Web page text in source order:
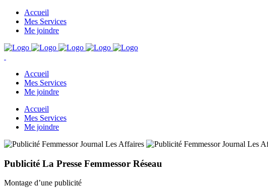
Accueil
Mes Services
Me joindre
Accueil
Mes Services
Me joindre
Accueil
Mes Services
Me joindre
Publicité La Presse Femmessor Réseau
Montage d’une publicité